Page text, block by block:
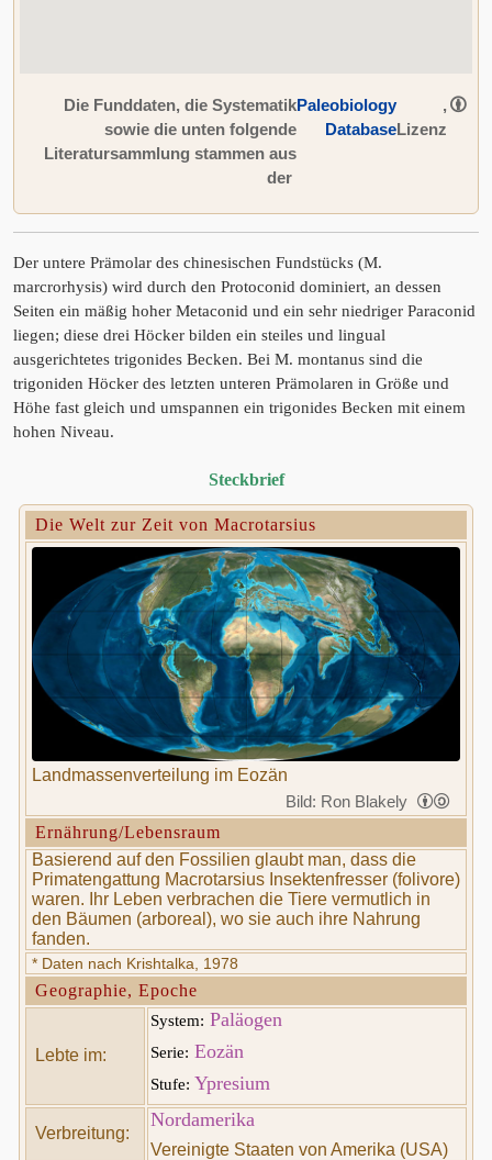
Die Funddaten, die Systematik
sowie die unten folgende
Literatursammlung stammen aus
der
Paleobiology
Database
,
Lizenz
Der untere Prämolar des chinesischen Fundstücks (M.
marcrorhysis) wird durch den Protoconid dominiert, an dessen
Seiten ein mäßig hoher Metaconid und ein sehr niedriger Paraconid
liegen; diese drei Höcker bilden ein steiles und lingual
ausgerichtetes trigonides Becken. Bei M. montanus sind die
trigoniden Höcker des letzten unteren Prämolaren in Größe und
Höhe fast gleich und umspannen ein trigonides Becken mit einem
hohen Niveau.
Steckbrief
Die Welt zur Zeit von Macrotarsius
Landmassenverteilung im Eozän
Bild: Ron Blakely
Ernährung/Lebensraum
Basierend auf den Fossilien glaubt man, dass die
Primatengattung Macrotarsius Insektenfresser (folivore)
waren. Ihr Leben verbrachen die Tiere vermutlich in
den Bäumen (arboreal), wo sie auch ihre Nahrung
fanden.
* Daten nach Krishtalka, 1978
Geographie, Epoche
Lebte im:
System: Paläogen
Serie: Eozän
Stufe: Ypresium
Verbreitung:
Nordamerika
Vereinigte Staaten von Amerika (USA)